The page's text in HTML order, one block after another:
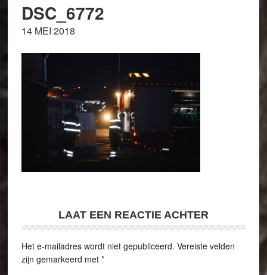
DSC_6772
14 MEI 2018
LAAT EEN REACTIE ACHTER
Het e-mailadres wordt niet gepubliceerd. Vereiste velden
zijn gemarkeerd met *